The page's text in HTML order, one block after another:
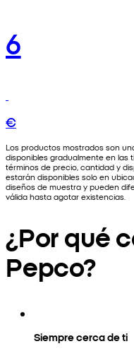
6
€
Los productos mostrados son
disponibles gradualmente en las
términos de precio, cantidad y
estarán disponibles solo en
diseños de muestra y pueden
válida hasta agotar existencias.
¿Por qué
Pepco?
Siempre cerca de ti